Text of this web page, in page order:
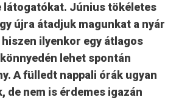
látogatókat. Június tökéletes
újra átadjuk magunkat a nyár
ilyenkor egy átlagos
lehet spontán
A fülledt nappali órák ugyan
de nem is érdemes igazán